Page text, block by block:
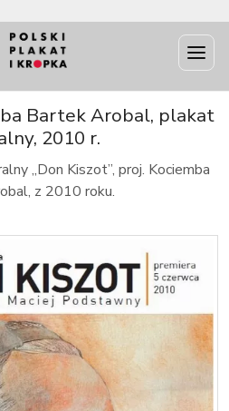
Bartek Arobal, plakat
2010 r.
„Don Kiszot”, proj. Kociemba
z 2010 roku.